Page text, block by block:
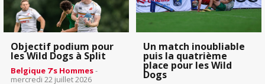
Objectif podium pour
les Wild Dogs à Split
Belgique 7’s Hommes-
mercredi 22 juillet 2026
Un match inoubliable
puis la quatrième
place pour les Wild
Dogs